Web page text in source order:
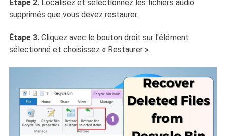
Étape 2.Localisez et sélectionnez les fichiers audio
supprimés que vous devez restaurer.
Étape 3.Cliquez avec le bouton droit sur l'élément
sélectionné et choisissez « Restaurer ».